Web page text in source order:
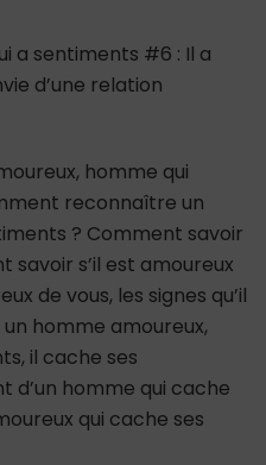
a sentiments #6 : Il a
d’une relation
homme qui
reconnaître un
? Comment savoir
savoir s’il est amoureux
de vous, les signes qu’il
homme amoureux,
il cache ses
homme qui cache
qui cache ses